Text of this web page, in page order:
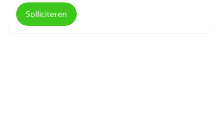
Solliciteren